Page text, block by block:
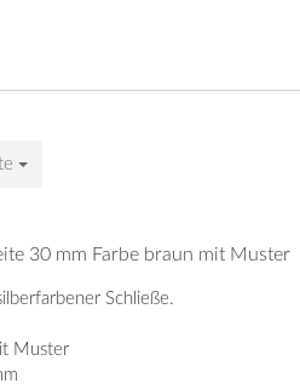
30 mm Farbe braun mit Muster
Schließe.
Muster